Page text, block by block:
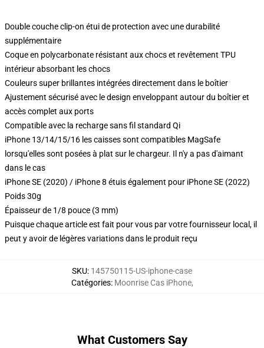
Double couche clip-on étui de protection avec une durabilité
supplémentaire
Coque en polycarbonate résistant aux chocs et revêtement TPU
intérieur absorbant les chocs
Couleurs super brillantes intégrées directement dans le boîtier
Ajustement sécurisé avec le design enveloppant autour du boîtier et
accès complet aux ports
Compatible avec la recharge sans fil standard Qi
iPhone 13/14/15/16 les caisses sont compatibles MagSafe
lorsqu'elles sont posées à plat sur le chargeur. Il n'y a pas d'aimant
dans le cas
iPhone SE (2020) / iPhone 8 étuis également pour iPhone SE (2022)
Poids 30g
Épaisseur de 1/8 pouce (3 mm)
Puisque chaque article est fait pour vous par votre fournisseur local, il
peut y avoir de légères variations dans le produit reçu
SKU: 145750115-US-iphone-case
Catégories: Moonrise Cas iPhone,
What Customers Say